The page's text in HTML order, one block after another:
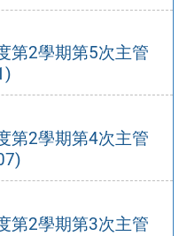
第2學期第5次主管
第2學期第4次主管
第2學期第3次主管